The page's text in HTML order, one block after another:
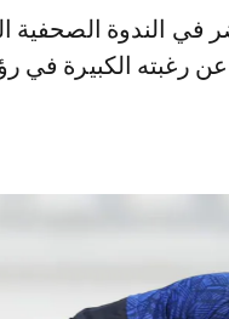
رغبته الكبيرة في